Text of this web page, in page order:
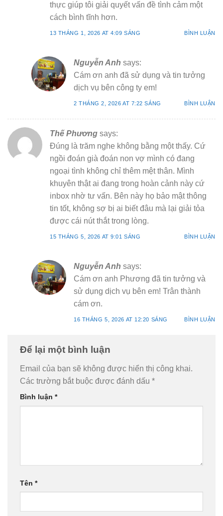
thực giúp tôi giải quyết vấn đề tình cảm một
cách bình tĩnh hơn.
13 THÁNG 1, 2026 AT 4:09 SÁNG BÌNH LUẬN
Nguyễn Anh says:
Cám ơn anh đã sử dụng và tin tưởng
dịch vụ bên công ty em!
2 THÁNG 2, 2026 AT 7:22 SÁNG BÌNH LUẬN
Thế Phương says:
Đúng là trăm nghe không bằng một thấy. Cứ
ngồi đoán già đoán non vợ mình có đang
ngoại tình không chỉ thêm mệt thân. Mình
khuyên thật ai đang trong hoàn cảnh này cứ
inbox nhờ tư vấn. Bên này họ bảo mật thông
tin tốt, không sợ bị ai biết đâu mà lại giải tỏa
được cái nút thắt trong lòng.
15 THÁNG 5, 2026 AT 9:01 SÁNG BÌNH LUẬN
Nguyễn Anh says:
Cám ơn anh Phương đã tin tưởng và
sử dụng dịch vụ bên em! Trân thành
cám ơn.
16 THÁNG 5, 2026 AT 12:20 SÁNG BÌNH LUẬN
Để lại một bình luận
Email của bạn sẽ không được hiển thị công khai.
Các trường bắt buộc được đánh dấu *
Bình luận *
Tên *